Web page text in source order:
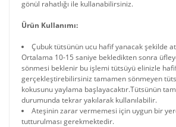
gönül rahatlığı ile kullanabilirsiniz.
Ürün Kullanımı:
Çubuk tütsünün ucu hafif yanacak şekilde
Ortalama 10-15 saniye bekledikten sonra
sönmesi beklenir bu işlemi tütsüyü elinizle
gerçekleştirebilirsiniz tamamen sönmeyen
kokusunu yaylama başlayacaktır.Tütsünün
durumunda tekrar yakılarak kullanılabilir.
Ateşinin zarar vermemesi için uygun bir
tutturulması gerekmektedir.